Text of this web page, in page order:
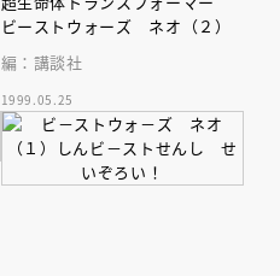
ビーストウォーズ ネオ（２）
編：講談社
1999.05.25